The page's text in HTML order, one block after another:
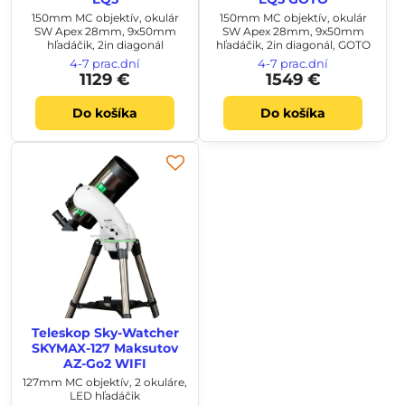
150mm MC objektív, okulár
SW Apex 28mm, 9x50mm
hľadáčik, 2in diagonál
4-7 prac.dní
1129 €
Do košíka
150mm MC objektív, okulár
SW Apex 28mm, 9x50mm
hľadáčik, 2in diagonál, GOTO
4-7 prac.dní
1549 €
Do košíka
Teleskop Sky-Watcher
SKYMAX-127 Maksutov
AZ-Go2 WIFI
127mm MC objektív, 2 okuláre,
LED hľadáčik